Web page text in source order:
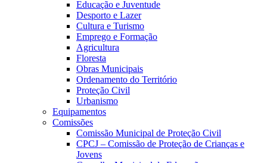
Educação e Juventude
Desporto e Lazer
Cultura e Turismo
Emprego e Formação
Agricultura
Floresta
Obras Municipais
Ordenamento do Território
Proteção Civil
Urbanismo
Equipamentos
Comissões
Comissão Municipal de Proteção Civil
CPCJ – Comissão de Proteção de Crianças e
Jovens